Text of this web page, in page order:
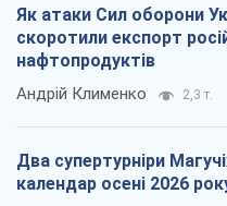
Як атаки Сил оборони
скоротили експорт
нафтопродуктів
Андрій Клименко 2,3 т.
Два супертурніри
календар осені 2026